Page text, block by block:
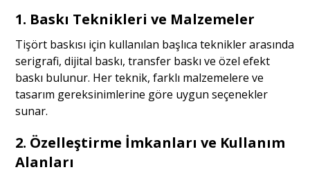
1. Baskı Teknikleri ve Malzemeler
Tişört baskısı için kullanılan başlıca teknikler arasında
serigrafi, dijital baskı, transfer baskı ve özel efekt
baskı bulunur. Her teknik, farklı malzemelere ve
tasarım gereksinimlerine göre uygun seçenekler
sunar.
2. Özelleştirme İmkanları ve Kullanım
Alanları